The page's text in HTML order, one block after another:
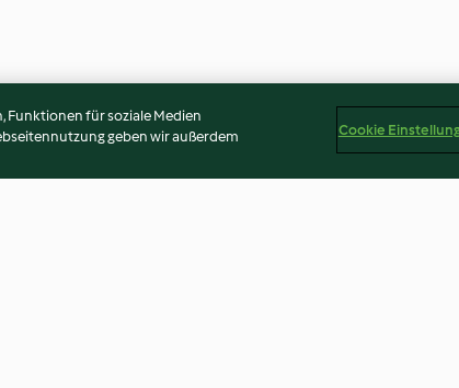
Funktionen für soziale Medien
geben wir außerdem
Cookie